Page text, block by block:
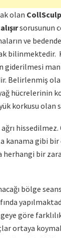
olan
sorusunun
ve
bilinmektedir.
Belirlenmiş
hücrelerinin
korkusu olan
kanama gibi bir
bir
bölge
göre
ortaya